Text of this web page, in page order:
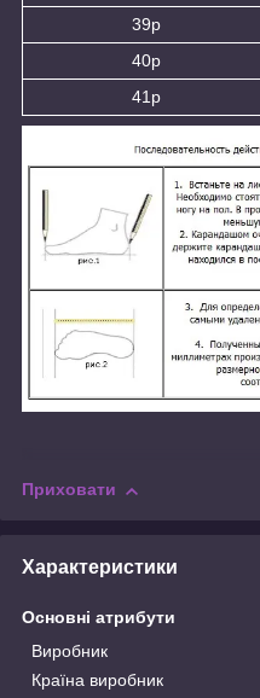
39р
40р
41р
Приховати
Характеристики
Основні атрибути
Виробник
Країна виробник